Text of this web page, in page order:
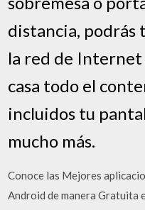
distancia, podrás
la red de Internet
casa todo el
incluidos tu
mucho más.
Conoce las Mejores
Android de manera Gratuita